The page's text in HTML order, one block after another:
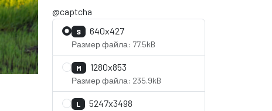
@captcha
S 640x427
Размер файла: 77.5kB
M 1280x853
Размер файла: 235.9kB
L 5247x3498